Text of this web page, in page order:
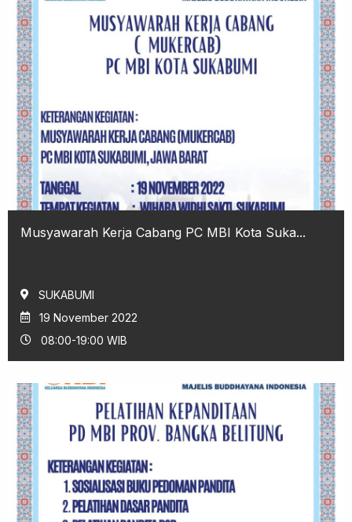
Musyawarah Kerja Cabang PC MBI Kota Suka...
SUKABUMI
19 November 2022
08:00-19:00 WIB